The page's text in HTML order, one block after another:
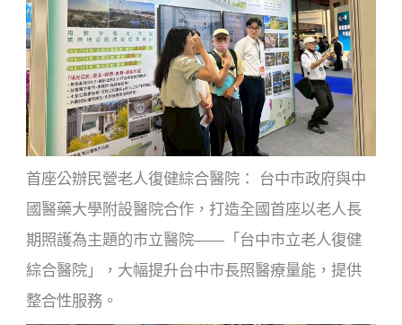
首座公辦民營老人復健綜合醫院： 台中市政府與中
國醫藥大學附設醫院合作，打造全國首座以老人長
期照護為主題的市立醫院——「台中市立老人復健
綜合醫院」，大幅提升台中市長照醫療量能，提供
整合性服務。